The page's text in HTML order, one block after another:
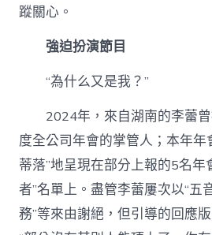
蹤關心。
強迫扮演節目
“為什么又是我？”
2024年，來自湖南的李蕾
度全公司年會的掌管人；本年年
蒂落”地呈現在部分上報的5名年
者”名單上。盡管李蕾屢次以“五
務”等來由謝絕，但引導的回應